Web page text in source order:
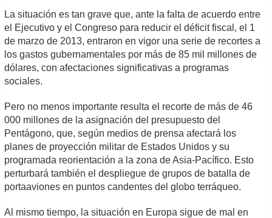
La situación es tan grave que, ante la falta de acuerdo entre
el Ejecutivo y el Congreso para reducir el déficit fiscal, el 1
de marzo de 2013, entraron en vigor una serie de recortes a
los gastos gubernamentales por más de 85 mil millones de
dólares, con afectaciones significativas a programas
sociales.
Pero no menos importante resulta el recorte de más de 46
000 millones de la asignación del presupuesto del
Pentágono, que, según medios de prensa afectará los
planes de proyección militar de Estados Unidos y su
programada reorientación a la zona de Asia-Pacífico. Esto
perturbará también el despliegue de grupos de batalla de
portaaviones en puntos candentes del globo terráqueo.
Al mismo tiempo, la situación en Europa sigue de mal en